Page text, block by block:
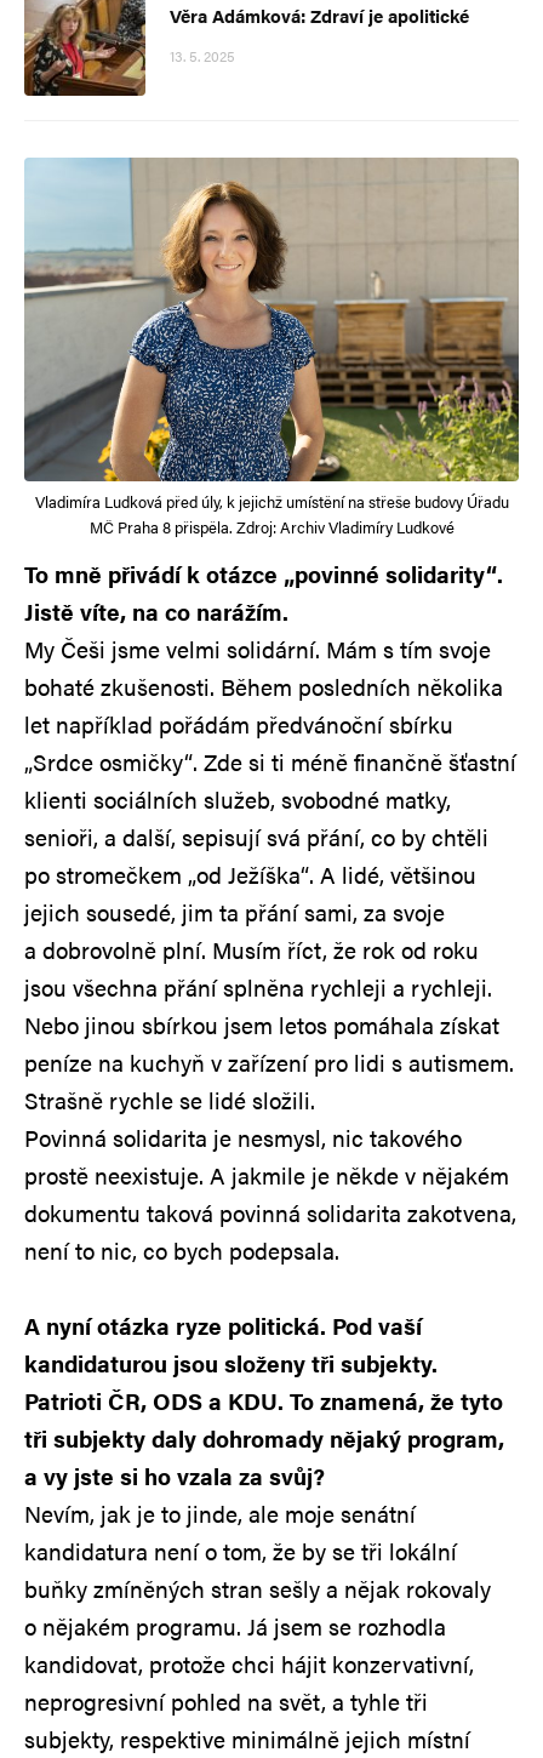
Věra Adámková: Zdraví je apolitické
13. 5. 2025
Vladimíra Ludková před úly, k jejichž umístění na střeše budovy Úřadu
MČ Praha 8 přispěla. Zdroj: Archiv Vladimíry Ludkové
To mně přivádí k otázce „povinné solidarity“.
Jistě víte, na co narážím.
My Češi jsme velmi solidární. Mám s tím svoje
bohaté zkušenosti. Během posledních několika
let například pořádám předvánoční sbírku
„Srdce osmičky“. Zde si ti méně finančně šťastní
klienti sociálních služeb, svobodné matky,
senioři, a další, sepisují svá přání, co by chtěli
po stromečkem „od Ježíška“. A lidé, většinou
jejich sousedé, jim ta přání sami, za svoje
a dobrovolně plní. Musím říct, že rok od roku
jsou všechna přání splněna rychleji a rychleji.
Nebo jinou sbírkou jsem letos pomáhala získat
peníze na kuchyň v zařízení pro lidi s autismem.
Strašně rychle se lidé složili.
Povinná solidarita je nesmysl, nic takového
prostě neexistuje. A jakmile je někde v nějakém
dokumentu taková povinná solidarita zakotvena,
není to nic, co bych podepsala.
A nyní otázka ryze politická. Pod vaší
kandidaturou jsou složeny tři subjekty.
Patrioti ČR, ODS a KDU. To znamená, že tyto
tři subjekty daly dohromady nějaký program,
a vy jste si ho vzala za svůj?
Nevím, jak je to jinde, ale moje senátní
kandidatura není o tom, že by se tři lokální
buňky zmíněných stran sešly a nějak rokovaly
o nějakém programu. Já jsem se rozhodla
kandidovat, protože chci hájit konzervativní,
neprogresivní pohled na svět, a tyhle tři
subjekty, respektive minimálně jejich místní